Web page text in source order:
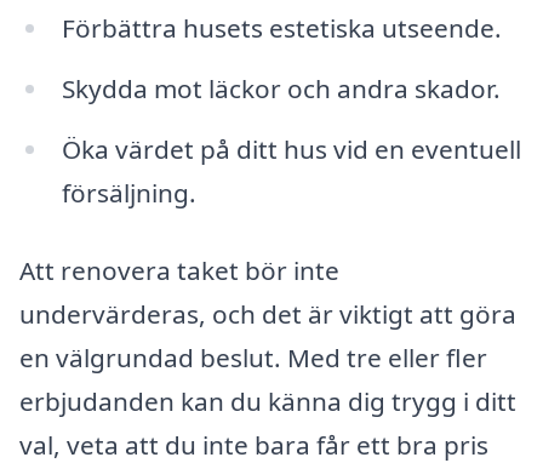
Förbättra husets estetiska utseende.
Skydda mot läckor och andra skador.
Öka värdet på ditt hus vid en eventuell
försäljning.
Att renovera taket bör inte
undervärderas, och det är viktigt att göra
en välgrundad beslut. Med tre eller fler
erbjudanden kan du känna dig trygg i ditt
val, veta att du inte bara får ett bra pris